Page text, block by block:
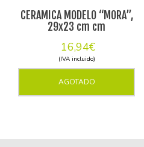
CERAMICA MODELO “MORA”,
29x23 cm cm
16,94€
(IVA incluido)
AGOTADO